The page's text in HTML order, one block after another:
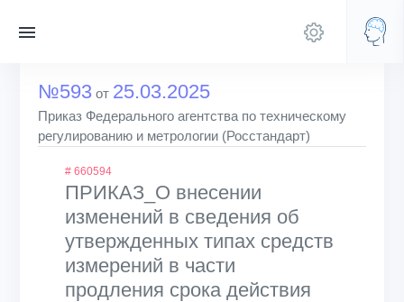
№593 от 25.03.2025
Приказ Федерального агентства по техническому
регулированию и метрологии (Росстандарт)
# 660594
ПРИКАЗ_О внесении
изменений в сведения об
утвержденных типах средств
измерений в части
продления срока действия